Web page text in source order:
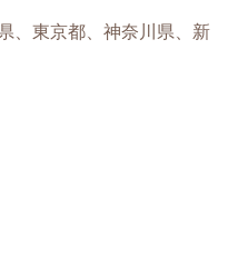
、東京都、神奈川県、新